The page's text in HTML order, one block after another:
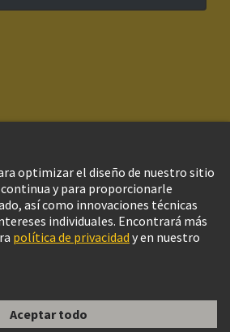
Legal WebInformación al cliente